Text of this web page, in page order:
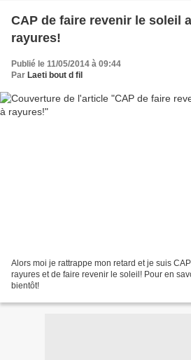
CAP de faire revenir le soleil
rayures!
Publié le 11/05/2014 à 09:44
Par Laeti bout d fil
Alors moi je rattrappe mon retard et je suis
rayures et de faire revenir le soleil! Pour en
bientôt!